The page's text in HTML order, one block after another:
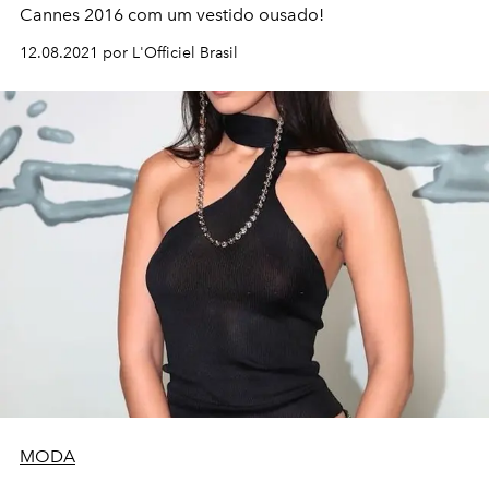
Cannes 2016 com um vestido ousado!
12.08.2021 por L'Officiel Brasil
MODA